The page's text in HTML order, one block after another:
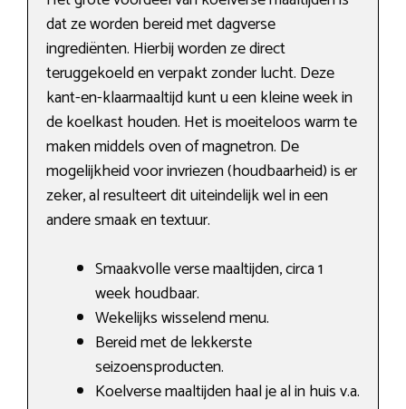
dat ze worden bereid met dagverse
ingrediënten. Hierbij worden ze direct
teruggekoeld en verpakt zonder lucht. Deze
kant-en-klaarmaaltijd kunt u een kleine week in
de koelkast houden. Het is moeiteloos warm te
maken middels oven of magnetron. De
mogelijkheid voor invriezen (houdbaarheid) is er
zeker, al resulteert dit uiteindelijk wel in een
andere smaak en textuur.
Smaakvolle verse maaltijden, circa 1
week houdbaar.
Wekelijks wisselend menu.
Bereid met de lekkerste
seizoensproducten.
Koelverse maaltijden haal je al in huis v.a.